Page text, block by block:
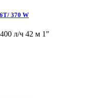
370 W
л/ч 42 м 1"